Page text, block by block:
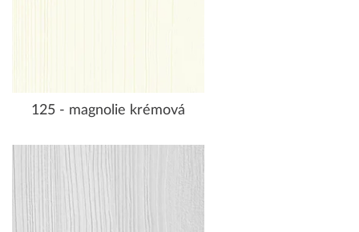
125 - magnolie krémová